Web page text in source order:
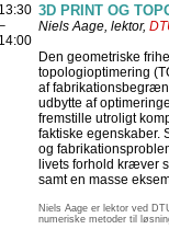
13:30
14:00
3D PRINT OG
Niels Aage, lektor,
Den geometriske
topologioptimering
af
udbytte af
fremstille utroligt
faktiske egenskaber.
og
livets forhold kræver
samt en masse
Niels Aage er lektor ved
numeriske metoder til